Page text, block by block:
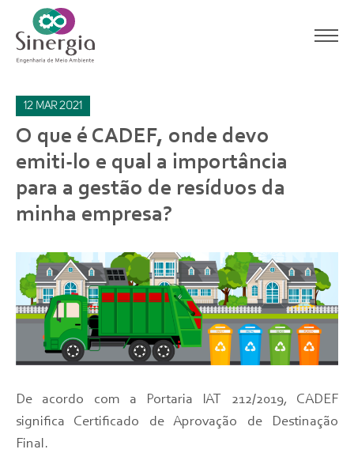
12 mar2021
O que é CADEF, onde devo
emiti-lo e qual a importância
para a gestão de resíduos da
minha empresa?
De acordo com a Portaria IAT 212/2019, CADEF
significa Certificado de Aprovação de Destinação
Final.